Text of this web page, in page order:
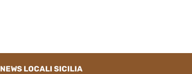
NEWS LOCALI SICILIA